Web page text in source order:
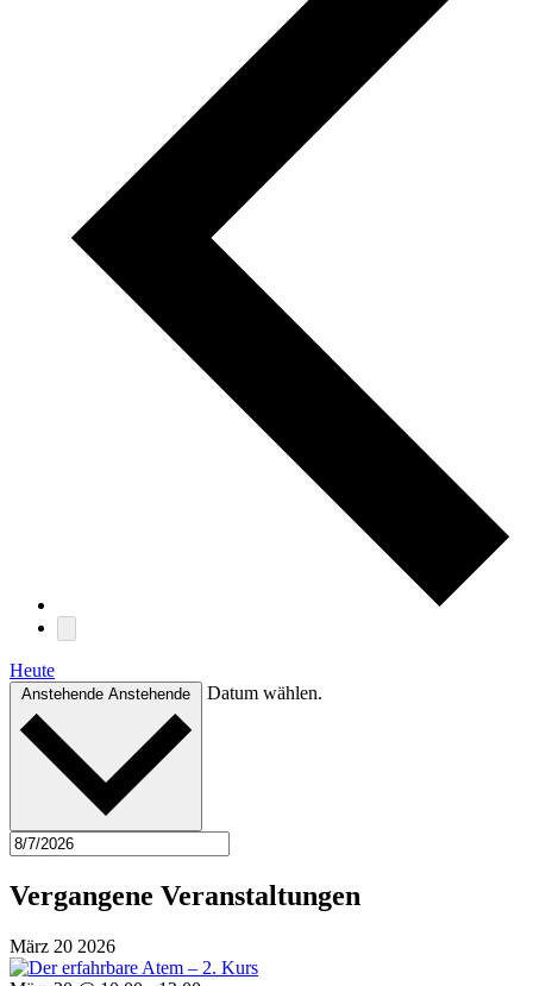
Heute
Anstehende Anstehende Datum wählen.
Vergangene Veranstaltungen
März 20 2026